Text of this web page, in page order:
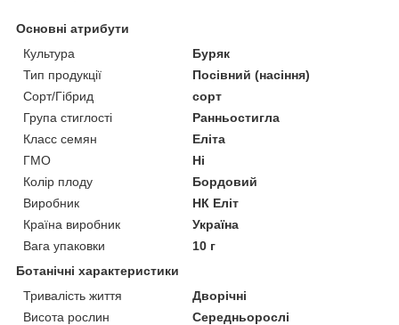
Основні атрибути
Культура
Буряк
Тип продукції
Посівний (насіння)
Сорт/Гібрид
сорт
Група стиглості
Ранньостигла
Класс семян
Еліта
ГМО
Ні
Колір плоду
Бордовий
Виробник
НК Еліт
Країна виробник
Україна
Вага упаковки
10 г
Ботанічні характеристики
Тривалість життя
Дворічні
Висота рослин
Середньорослі